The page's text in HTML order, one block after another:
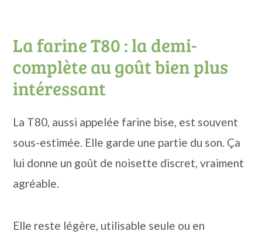
La farine T80 : la demi-
complète au goût bien plus
intéressant
La T80, aussi appelée farine bise, est souvent
sous-estimée. Elle garde une partie du son. Ça
lui donne un goût de noisette discret, vraiment
agréable.
Elle reste légère, utilisable seule ou en